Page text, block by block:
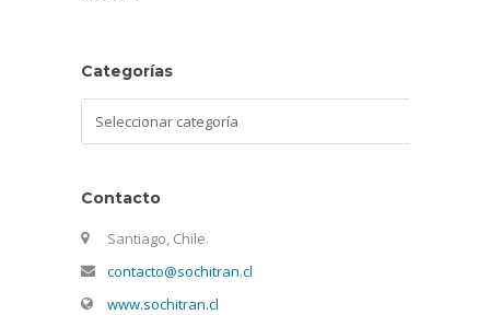
Categorías
Contacto
Santiago, Chile.
contacto@sochitran.cl
www.sochitran.cl